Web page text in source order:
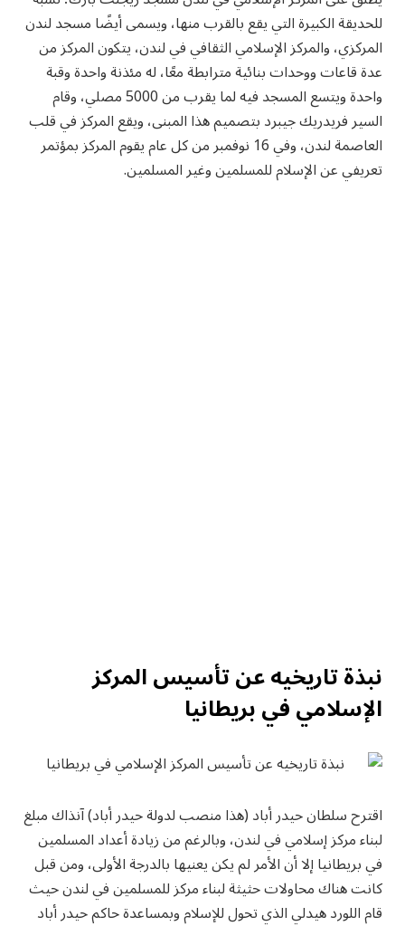
للحديقة الكبيرة التي يقع بالقرب منها، ويسمى أيضًا مسجد لندن
المركزي، والمركز الإسلامي الثقافي في لندن، يتكون المركز من
عدة قاعات ووحدات بنائية مترابطة معًا، له مئذنة واحدة وقبة
واحدة ويتسع المسجد فيه لما يقرب من 5000 مصلي، وقام
السير فريدريك جيبرد بتصميم هذا المبنى، ويقع المركز في قلب
العاصمة لندن، وفي 16 نوفمبر من كل عام يقوم المركز بمؤتمر
تعريفي عن الإسلام للمسلمين وغير المسلمين.
نبذة تاريخيه عن تأسيس المركز
الإسلامي في بريطانيا
اقترح سلطان حيدر أباد (هذا منصب لدولة حيدر أباد) آنذاك مبلغ
لبناء مركز إسلامي في لندن، وبالرغم من زيادة أعداد المسلمين
في بريطانيا إلا أن الأمر لم يكن يعنيها بالدرجة الأولى، ومن قبل
كانت هناك محاولات حثيثة لبناء مركز للمسلمين في لندن حيث
قام اللورد هيدلي الذي تحول للإسلام وبمساعدة حاكم حيدر أباد